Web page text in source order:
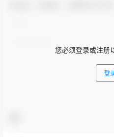
您必须登录或注册
登